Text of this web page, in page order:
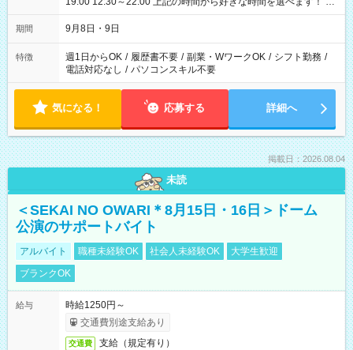
時間は変更となる可能性があります
期間 9月8日・9日
特徴 週1日からOK / 履歴書不要 / 副業・WワークOK / シフト勤務 /
電話対応なし / パソコンスキル不要
気になる！ 応募する 詳細へ
掲載日：2026.08.04
未読
＜SEKAI NO OWARI＊8月15日・16日＞ドーム
公演のサポートバイト
アルバイト 職種未経験OK 社会人未経験OK
大学生歓迎
ブランクOK
給与
時給1250円～
交通費別途支給あり
交通費 支給（規定有り）